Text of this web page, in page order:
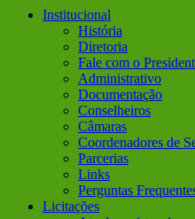
Institucional
História
Diretoria
Fale com o
Administrativo
Documentação
Conselheiros
Câmaras
Coordenadores de
Parcerias
Links
Perguntas
Licitações